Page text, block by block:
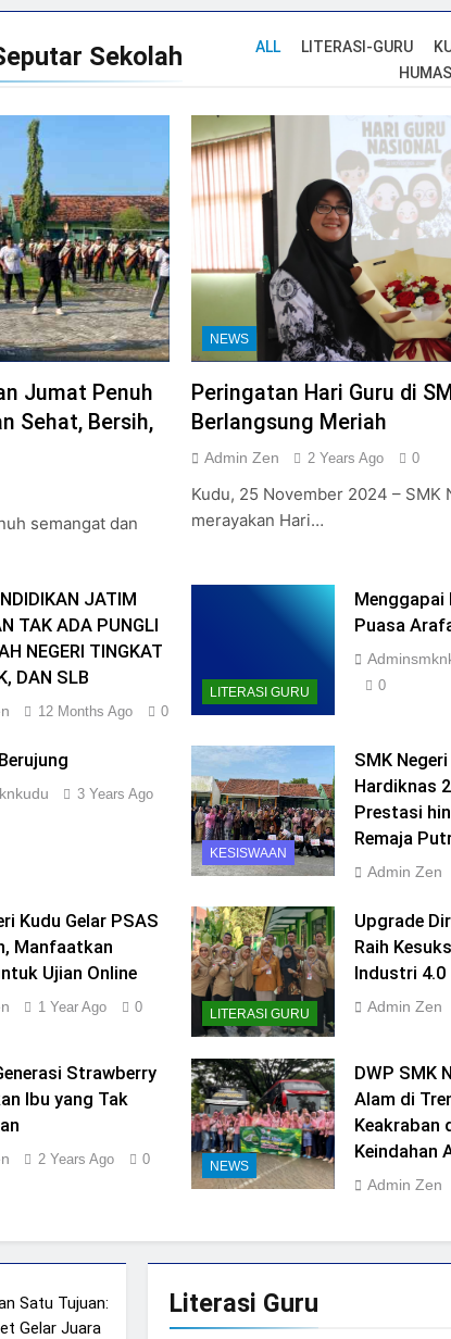
Sekolah ALL LITERASI-GURU
HUMAS
Jumat Penuh
Sehat, Bersih,
semangat dan
NEWS
Peringatan Hari Guru di
Berlangsung Meriah
Admin Zen 2 Years Ago 0
Kudu, 25 November 2024 – SMK
merayakan Hari…
JATIM
TAK ADA PUNGLI
NEGERI TINGKAT
DAN SLB
12 Months Ago 0
LITERASI GURU
Menggapai
Puasa
0
3 Years Ago
KESISWAAN
SMK
Hardiknas
Prestasi
Remaja
Admin Zen
Kudu Gelar PSAS
Manfaatkan
Ujian Online
1 Year Ago 0 LITERASI GURU
Upgrade
Raih
Industri 4.0
Admin Zen
Strawberry
Ibu yang Tak
2 Years Ago 0 NEWS
DWP SMK
Alam di
Keakraban
Keindahan
Admin Zen
Satu Tujuan:
Gelar Juara
Literasi Guru